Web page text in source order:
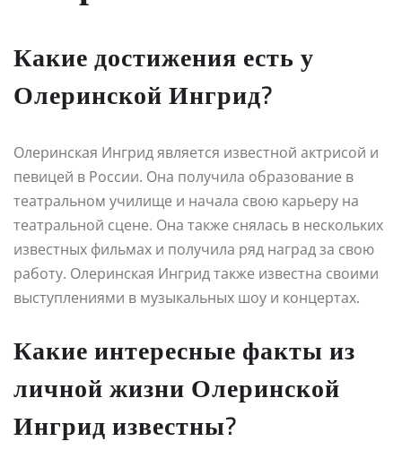
Какие достижения есть у
Олеринской Ингрид?
Олеринская Ингрид является известной актрисой и
певицей в России. Она получила образование в
театральном училище и начала свою карьеру на
театральной сцене. Она также снялась в нескольких
известных фильмах и получила ряд наград за свою
работу. Олеринская Ингрид также известна своими
выступлениями в музыкальных шоу и концертах.
Какие интересные факты из
личной жизни Олеринской
Ингрид известны?